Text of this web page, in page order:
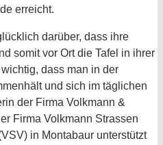
erreicht.
darüber, dass ihre
somit vor Ort die Tafel in ihrer
dass man in der
und sich im täglichen
der Firma Volkmann &
Firma Volkmann Strassen
in Montabaur unterstützt